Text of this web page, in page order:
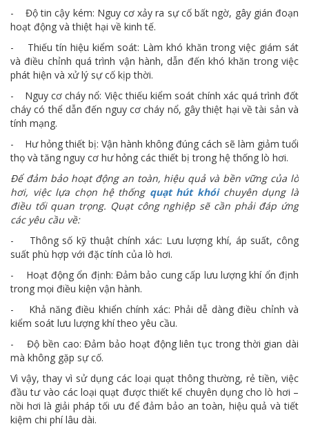
- Độ tin cậy kém: Nguy cơ xảy ra sự cố bất ngờ, gây gián đoạn
hoạt động và thiệt hại về kinh tế.
- Thiếu tín hiệu kiểm soát: Làm khó khăn trong việc giám sát
và điều chỉnh quá trình vận hành, dẫn đến khó khăn trong việc
phát hiện và xử lý sự cố kịp thời.
- Nguy cơ cháy nổ: Việc thiếu kiểm soát chính xác quá trình đốt
cháy có thể dẫn đến nguy cơ cháy nổ, gây thiệt hại về tài sản và
tính mạng.
- Hư hỏng thiết bị: Vận hành không đúng cách sẽ làm giảm tuổi
thọ và tăng nguy cơ hư hỏng các thiết bị trong hệ thống lò hơi.
Để đảm bảo hoạt động an toàn, hiệu quả và bền vững của lò
hơi, việc lựa chọn hệ thống quạt hút khóichuyên dụng là
điều tối quan trọng. Quạt công nghiệp sẽ cần phải đáp ứng
các yêu cầu về:
- Thông số kỹ thuật chính xác: Lưu lượng khí, áp suất, công
suất phù hợp với đặc tính của lò hơi.
- Hoạt động ổn định: Đảm bảo cung cấp lưu lượng khí ổn định
trong mọi điều kiện vận hành.
- Khả năng điều khiển chính xác: Phải dễ dàng điều chỉnh và
kiểm soát lưu lượng khí theo yêu cầu.
- Độ bền cao: Đảm bảo hoạt động liên tục trong thời gian dài
mà không gặp sự cố.
Vì vậy, thay vì sử dụng các loại quạt thông thường, rẻ tiền, việc
đầu tư vào các loại quạt được thiết kế chuyên dụng cho lò hơi –
nồi hơi là giải pháp tối ưu để đảm bảo an toàn, hiệu quả và tiết
kiệm chi phí lâu dài.